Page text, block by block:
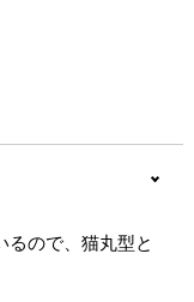
るので、猫丸型と